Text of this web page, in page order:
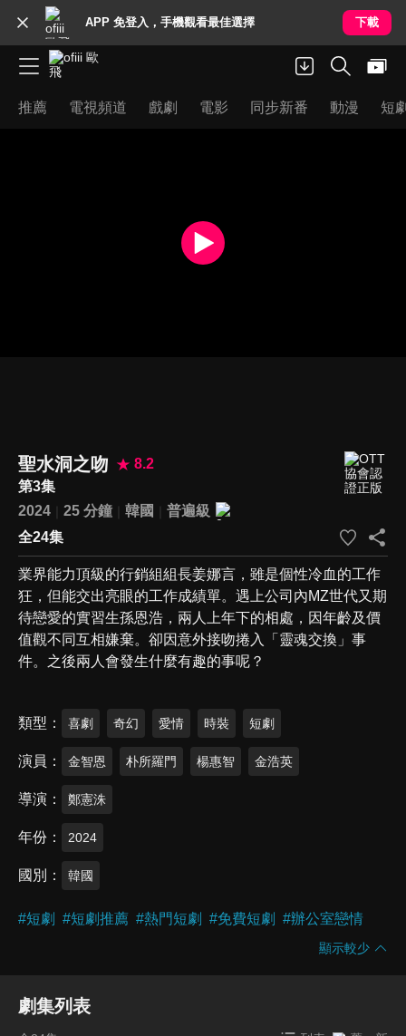
APP 免登入，手機觀看最佳選擇 下載
推薦 電視頻道 戲劇 電影 同步新番 動漫 短
聖水洞之吻
8.2
第3集
2024
25 分鐘 韓國
普遍級
全24集
業界能力頂級的行銷組組長姜娜言，雖是個性冷血的工作
狂，但能交出亮眼的工作成績單。遇上公司內MZ世代又期
待戀愛的實習生孫恩浩，兩人上年下的相處，因年齡及價
值觀不同互相嫌棄。卻因意外接吻捲入「靈魂交換」事
件。之後兩人會發生什麼有趣的事呢？
類型 喜劇 奇幻 愛情 時裝 短劇
演員 金智恩 朴所羅門 楊惠智 金浩英
導演 鄭憲洙
年份 2024
國別 韓國
#短劇 #短劇推薦 #熱門短劇 #免費短劇 #辦公室戀情
顯示較少
劇集列表